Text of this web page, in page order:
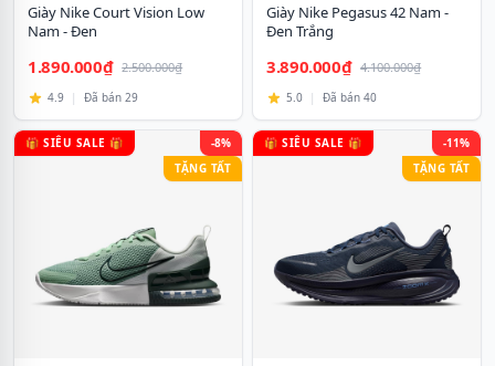
Giày Nike Court Vision Low
Nam - Đen
1.890.000₫ 2.500.000₫
4.9 | Đã bán 29
Giày Nike Pegasus 42 Nam -
Đen Trắng
3.890.000₫ 4.100.000₫
5.0 | Đã bán 40
🎁 SIÊU SALE 🎁
-8%
TẶNG TẤT
🎁 SIÊU SALE 🎁
-11%
TẶNG TẤT